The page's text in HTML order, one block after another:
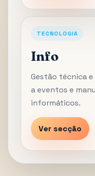
TECNOLOGIA
Info
Gestão técnica
a eventos e
informáticos.
Ver secção